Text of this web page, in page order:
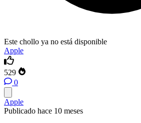
Este chollo ya no está disponible
Apple
529
0
Apple
Publicado hace 10 meses